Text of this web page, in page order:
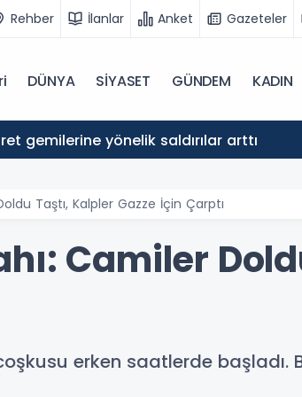
Rehber İlanlar Anket Gazeteler
DÜNYA SİYASET GÜNDEM KADIN
gemilerine yönelik saldırılar arttı
Taştı, Kalpler Gazze İçin Çarptı
Camiler
erken saatlerde başladı.